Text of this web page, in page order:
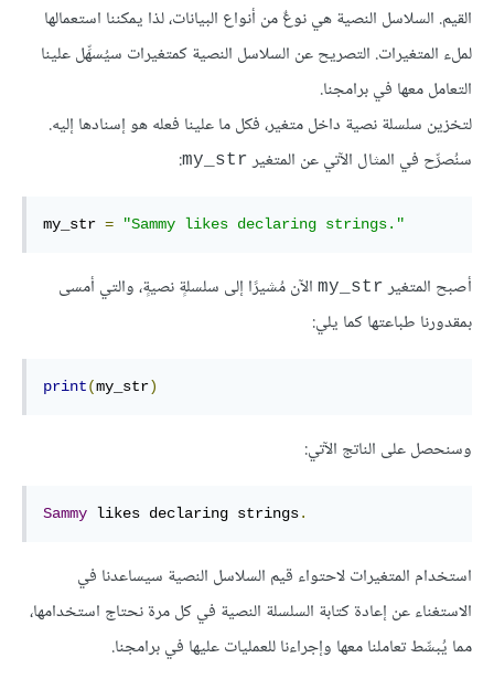
القيم. السلاسل النصية هي نوعٌ من أنواع البيانات، لذا يمكننا استعمالها
لملء المتغيرات. التصريح عن السلاسل النصية كمتغيرات سيُسهِّل علينا
التعامل معها في برامجنا.
لتخزين سلسلة نصية داخل متغير، فكل ما علينا فعله هو إسنادها إليه.
سنُصرِّح في المثال الآتي عن المتغير my_str
:
my_str = "Sammy likes declaring strings."
أصبح المتغير my_str الآن مُشيرًا إلى سلسلةٍ نصيةٍ، والتي أمسى
بمقدورنا طباعتها كما يلي:
print(my_str)
وسنحصل على الناتج الآتي:
Sammy likes declaring strings.
استخدام المتغيرات لاحتواء قيم السلاسل النصية سيساعدنا في
الاستغناء عن إعادة كتابة السلسلة النصية في كل مرة نحتاج استخدامها،
مما يُبسِّط تعاملنا معها وإجراءنا للعمليات عليها في برامجنا.